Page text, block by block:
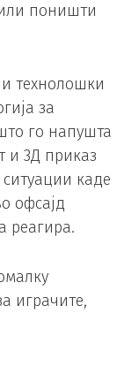
поништи
технолошки
за
го напушта
и 3Д приказ
каде
офсајд
реагира.
играчите,